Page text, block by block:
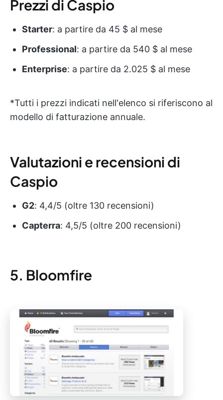
Prezzi di Caspio
Starter: a partire da 45 $ al mese
Professional: a partire da 540 $ al mese
Enterprise: a partire da 2.025 $ al mese
*Tutti i prezzi indicati nell'elenco si riferiscono al
modello di fatturazione annuale.
Valutazioni e recensioni di
Caspio
G2: 4,4/5 (oltre 130 recensioni)
Capterra: 4,5/5 (oltre 200 recensioni)
5. Bloomfire